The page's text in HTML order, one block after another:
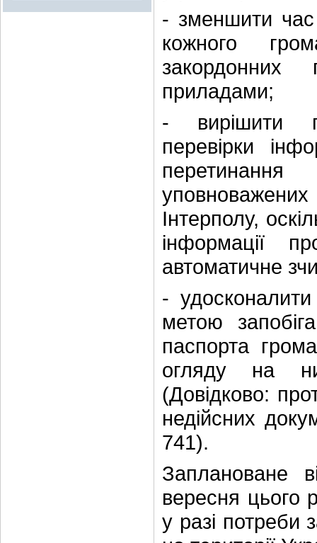
- зменшити час
кожного
закордонних
приладами;
- вирішити
перевірки
Інтерполу,
інформації
автоматичне
-
метою
паспорта
огляду на
(Довідково:
недійсних
741).
Заплановане
вересня цього
у разі потреби